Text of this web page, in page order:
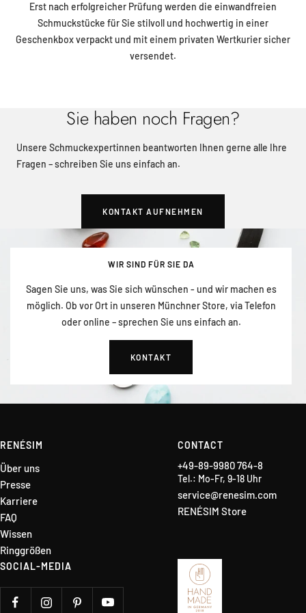
Erst nach erfolgreicher Prüfung werden die einwandfreien
Schmuckstücke für Sie stilvoll und hochwertig in einer
Geschenkbox verpackt und mit einem privaten Wertkurier sicher
versendet.
Sie haben noch Fragen?
Unsere Schmuckexpertinnen beantworten Ihnen gerne alle Ihre
Fragen – schreiben Sie uns einfach an.
KONTAKT AUFNEHMEN
WIR SIND FÜR SIE DA
Sagen Sie uns, was Sie sich wünschen - und wir machen es
möglich. Ob vor Ort in unseren Münchner Store, via Telefon
oder online – sprechen Sie uns einfach an.
KONTAKT
RENÉSIM
Über uns
Presse
Karriere
FAQ
Wissen
Ringgrößen
CONTACT
+49-89-9980 764-8
Tel.: Mo-Fr, 9-18 Uhr
service@renesim.com
RENÉSIM Store
SOCIAL-MEDIA